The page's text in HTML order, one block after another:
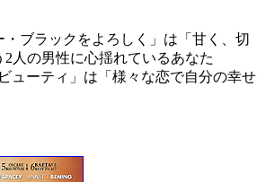
ブラックをよろしく」は「甘く、切
人の男性に心揺れているあなた
ューティ」は「様々な恋で自分の幸せ